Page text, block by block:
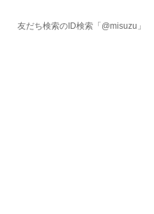
友だち検索のID検索「@misuzu」